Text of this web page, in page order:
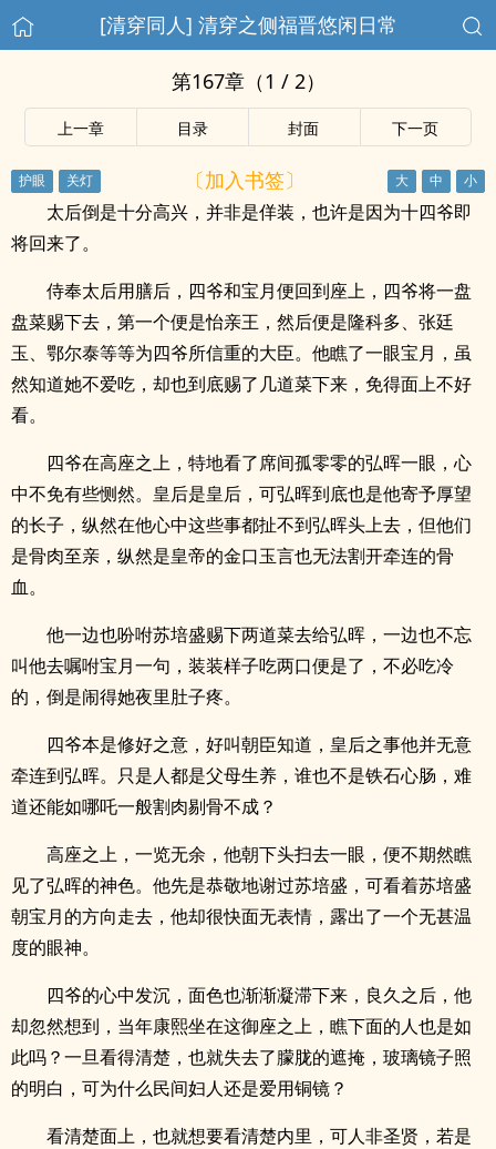
[清穿同人] 清穿之侧福晋悠闲日常
第167章（1 / 2）
上一章 目录 封面 下一页
〔加入书签〕
太后倒是十分高兴，并非是佯装，也许是因为十四爷即
将回来了。
侍奉太后用膳后，四爷和宝月便回到座上，四爷将一盘
盘菜赐下去，第一个便是怡亲王，然后便是隆科多、张廷
玉、鄂尔泰等等为四爷所信重的大臣。他瞧了一眼宝月，虽
然知道她不爱吃，却也到底赐了几道菜下来，免得面上不好
看。
四爷在高座之上，特地看了席间孤零零的弘晖一眼，心
中不免有些恻然。皇后是皇后，可弘晖到底也是他寄予厚望
的长子，纵然在他心中这些事都扯不到弘晖头上去，但他们
是骨肉至亲，纵然是皇帝的金口玉言也无法割开牵连的骨
血。
他一边也吩咐苏培盛赐下两道菜去给弘晖，一边也不忘
叫他去嘱咐宝月一句，装装样子吃两口便是了，不必吃冷
的，倒是闹得她夜里肚子疼。
四爷本是修好之意，好叫朝臣知道，皇后之事他并无意
牵连到弘晖。只是人都是父母生养，谁也不是铁石心肠，难
道还能如哪吒一般割肉剔骨不成？
高座之上，一览无余，他朝下头扫去一眼，便不期然瞧
见了弘晖的神色。他先是恭敬地谢过苏培盛，可看着苏培盛
朝宝月的方向走去，他却很快面无表情，露出了一个无甚温
度的眼神。
四爷的心中发沉，面色也渐渐凝滞下来，良久之后，他
却忽然想到，当年康熙坐在这御座之上，瞧下面的人也是如
此吗？一旦看得清楚，也就失去了朦胧的遮掩，玻璃镜子照
的明白，可为什么民间妇人还是爱用铜镜？
看清楚面上，也就想要看清楚内里，可人非圣贤，若是